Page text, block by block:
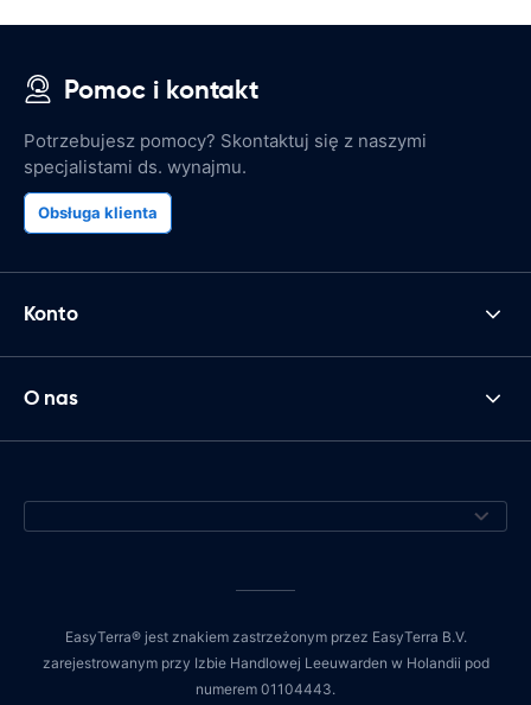
Pomoc i kontakt
Potrzebujesz pomocy? Skontaktuj się z naszymi
specjalistami ds. wynajmu.
Obsługa klienta
Konto
O nas
EasyTerra® jest znakiem zastrzeżonym przez EasyTerra B.V.
zarejestrowanym przy Izbie Handlowej Leeuwarden w Holandii pod
numerem 01104443.